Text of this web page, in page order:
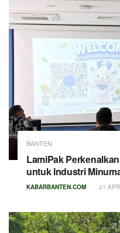
BANTEN
LamiPak
untuk Industri
KABARBANTEN.COM 21